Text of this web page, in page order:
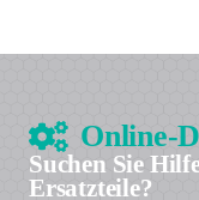
Online-
Suchen Sie
Ersatzteile?